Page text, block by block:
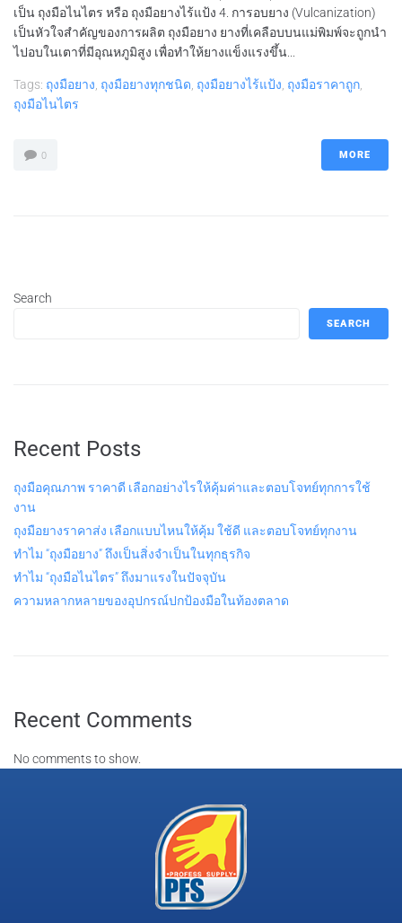
เป็น ถุงมือไนไตร หรือ ถุงมือยางไร้แป้ง 4. การอบยาง (Vulcanization)
เป็นหัวใจสำคัญของการผลิต ถุงมือยาง ยางที่เคลือบบนแม่พิมพ์จะถูกนำ
ไปอบในเตาที่มีอุณหภูมิสูง เพื่อทำให้ยางแข็งแรงขึ้น...
Tags: ถุงมือยาง ถุงมือยางทุกชนิด ถุงมือยางไร้แป้ง ถุงมือราคาถูก
ถุงมือไนไตร
0 MORE
Search
SEARCH
Recent Posts
ถุงมือคุณภาพ ราคาดี เลือกอย่างไรให้คุ้มค่าและตอบโจทย์ทุกการใช้
งาน
ถุงมือยางราคาส่ง เลือกแบบไหนให้คุ้ม ใช้ดี และตอบโจทย์ทุกงาน
ทำไม “ถุงมือยาง” ถึงเป็นสิ่งจำเป็นในทุกธุรกิจ
ทำไม “ถุงมือไนไตร” ถึงมาแรงในปัจจุบัน
ความหลากหลายของอุปกรณ์ปกป้องมือในท้องตลาด
Recent Comments
No comments to show.